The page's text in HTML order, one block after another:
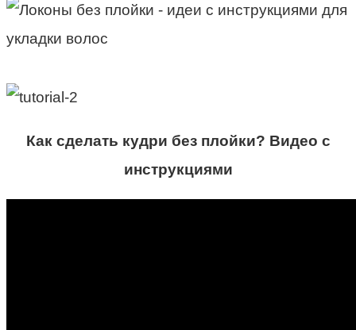
Как сделать кудри без плойки? Видео с
инструкциями